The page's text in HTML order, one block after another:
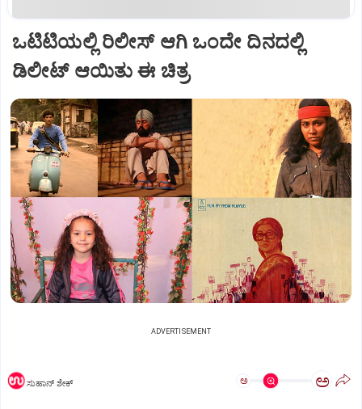
ಒಟಿಟಿಯಲ್ಲಿ ರಿಲೀಸ್‌ ಆಗಿ ಒಂದೇ ದಿನದಲ್ಲಿ
ಡಿಲೀಟ್‌ ಆಯಿತು ಈ ಚಿತ್ರ
ADVERTISEMENT
ಸುಹಾನ್‌ ಶೇಕ್‌ ಅ ಅ